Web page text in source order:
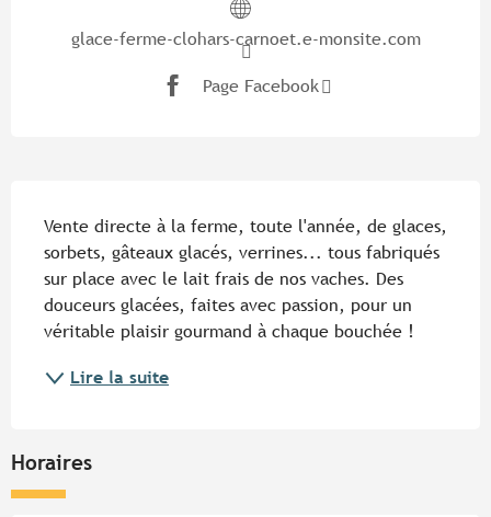
glace-ferme-clohars-carnoet.e-monsite.com
Page Facebook
Vente directe à la ferme, toute l'année, de glaces,
sorbets, gâteaux glacés, verrines... tous fabriqués
sur place avec le lait frais de nos vaches. Des
douceurs glacées, faites avec passion, pour un
véritable plaisir gourmand à chaque bouchée !
Lire la suite
Horaires